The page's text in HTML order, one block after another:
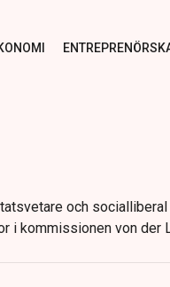
och
i kommissionen von der